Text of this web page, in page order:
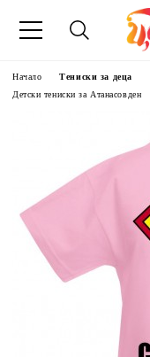
Начало Тениски за деца
Детски тениски за Атанасовден